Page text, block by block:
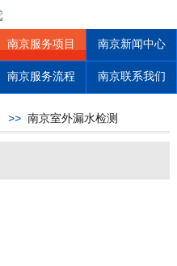
南京服务项目 南京新闻中心
南京服务流程 南京联系我们
>> 南京室外漏水检测